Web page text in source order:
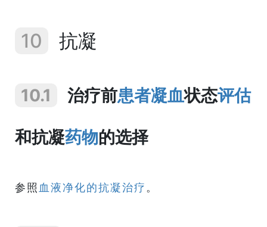
10 抗凝
10.1 治疗前患者凝血状态评估
和抗凝药物的选择
参照 血液净化的抗凝治疗 。